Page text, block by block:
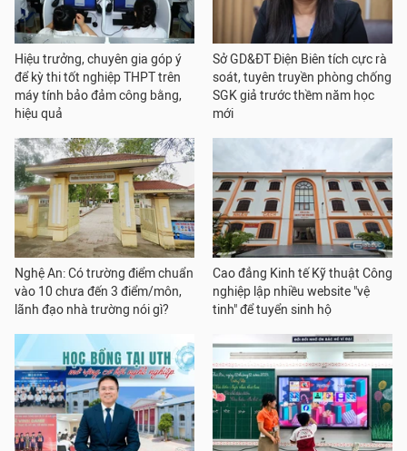
Hiệu trưởng, chuyên gia góp ý
để kỳ thi tốt nghiệp THPT trên
máy tính bảo đảm công bằng,
hiệu quả
Sở GD&ĐT Điện Biên tích cực rà
soát, tuyên truyền phòng chống
SGK giả trước thềm năm học
mới
Nghệ An: Có trường điểm chuẩn
vào 10 chưa đến 3 điểm/môn,
lãnh đạo nhà trường nói gì?
Cao đẳng Kinh tế Kỹ thuật Công
nghiệp lập nhiều website "vệ
tinh" để tuyển sinh hộ